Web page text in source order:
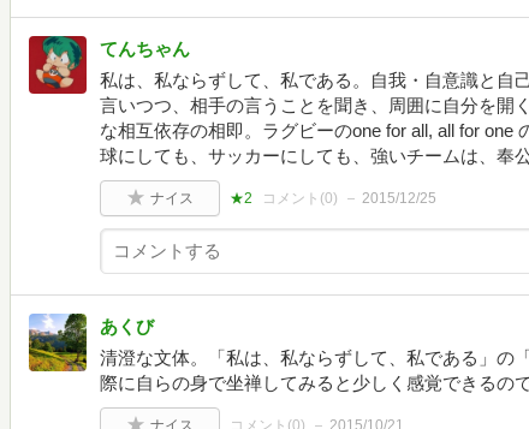
てんちゃん
私は、私ならずして、私である。自我・自意識と自
言いつつ、相手の言うことを聞き、周囲に自分を開
な相互依存の相即。ラグビーのone for all, all for one
球にしても、サッカーにしても、強いチームは、奉
ナイス ★2 コメント(0) 2015/12/25
あくび
清澄な文体。「私は、私ならずして、私である」の
際に自らの身で坐禅してみると少しく感覚できるの
ナイス コメント(0) 2015/10/21